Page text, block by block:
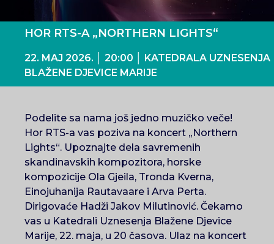
HOR RTS-A „NORTHERN LIGHTS“
22. MAJ 2026. │ 20:00 │ KATEDRALA UZNESENJA
BLAŽENE DJEVICE MARIJE
Podelite sa nama još jedno muzičko veče!
Hor RTS-a vas poziva na koncert „Northern
Lights“. Upoznajte dela savremenih
skandinavskih kompozitora, horske
kompozicije Ola Gjeila, Tronda Kverna,
Einojuhanija Rautavaare i Arva Perta.
Dirigovaće Hadži Jakov Milutinović. Čekamo
vas u Katedrali Uznesenja Blažene Djevice
Marije, 22. maja, u 20 časova. Ulaz na koncert